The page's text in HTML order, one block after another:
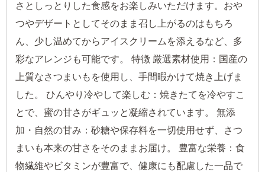
さとしっとりした食感をお楽しみいただけます。おや
つやデザートとしてそのまま召し上がるのはもちろ
ん、少し温めてからアイスクリームを添えるなど、多
彩なアレンジも可能です。 特徴 厳選素材使用：国産の
上質なさつまいもを使用し、手間暇かけて焼き上げま
した。 ひんやり冷やして楽しむ：焼きたてを冷やすこ
とで、蜜の甘さがギュッと凝縮されています。 無添
加・自然の甘み：砂糖や保存料を一切使用せず、さつ
まいも本来の甘さをそのままお届け。 豊富な栄養：食
物繊維やビタミンが豊富で、健康にも配慮した一品で